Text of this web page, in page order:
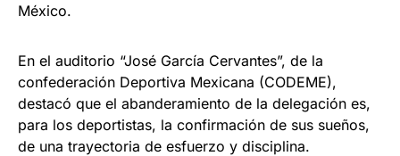
México.
En el auditorio “José García Cervantes”, de la
confederación Deportiva Mexicana (CODEME),
destacó que el abanderamiento de la delegación es,
para los deportistas, la confirmación de sus sueños,
de una trayectoria de esfuerzo y disciplina.